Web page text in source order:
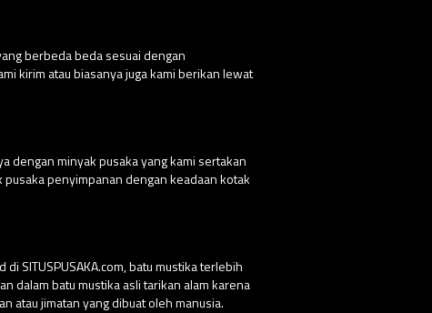
berbeda beda sesuai dengan
kirim atau biasanya juga kami berikan lewat
dengan minyak pusaka yang kami sertakan
penyimpanan dengan keadaan kotak
SITUSPUSAKA.com, batu mustika terlebih
dalam batu mustika asli tarikan alam karena
atau jimatan yang dibuat oleh manusia.